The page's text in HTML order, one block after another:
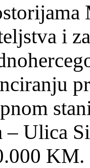
i
– Ulica
KM.